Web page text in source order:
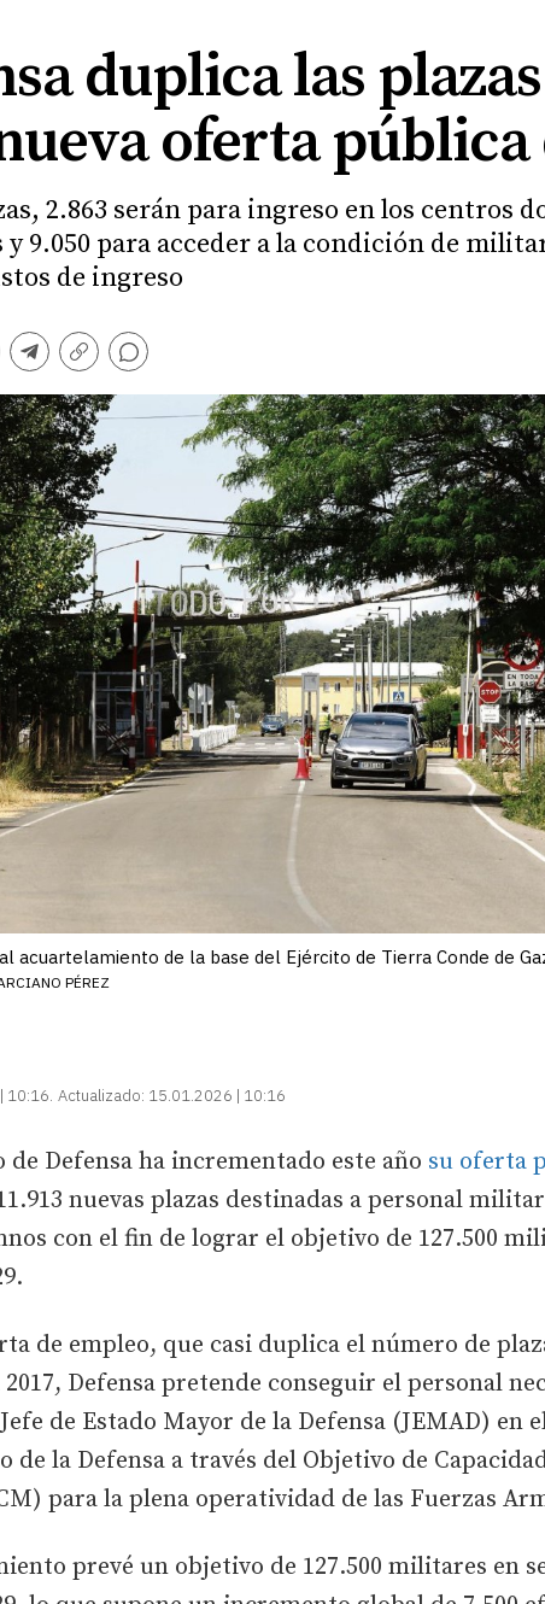
duplica las
oferta
2.863 serán para ingreso en los centros
y 9.050 para acceder a la condición de
de ingreso
Telegram
Copiar
enlace
acuartelamiento de la base del Ejército de Tierra Conde de
PÉREZ
10:16 Actualizado: 15.01.2026 | 10:16
Defensa ha incrementado este año su oferta
nuevas plazas destinadas a personal
con el fin de lograr el objetivo de 127.500
de empleo, que casi duplica el número de
Defensa pretende conseguir el personal
de Estado Mayor de la Defensa (JEMAD) en
de la Defensa a través del Objetivo de
para la plena operatividad de las Fuerzas
prevé un objetivo de 127.500 militares en